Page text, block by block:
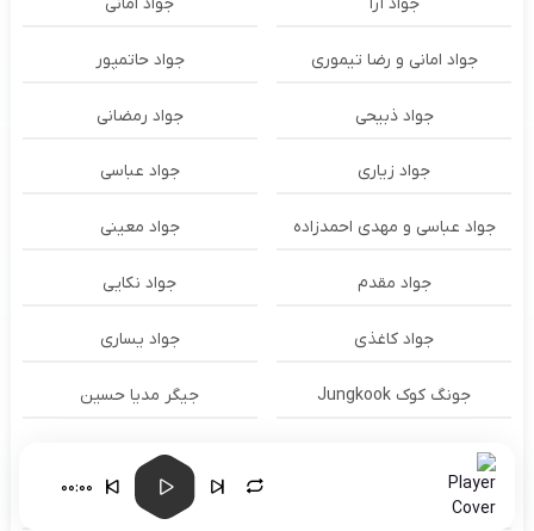
جواد امانی و رضا تیموری جواد حاتمپور
جواد ذبیحی جواد رمضانی
جواد زیاری جواد عباسی
جواد عباسی و مهدی احمدزاده جواد معینی
جواد مقدم جواد نکایی
جواد کاغذی جواد یساری
جونگ کوک Jungkook جیگر مدیا حسین
حاتم لورایی و شایع و امیر تتلو
حامد احمدی
00:00